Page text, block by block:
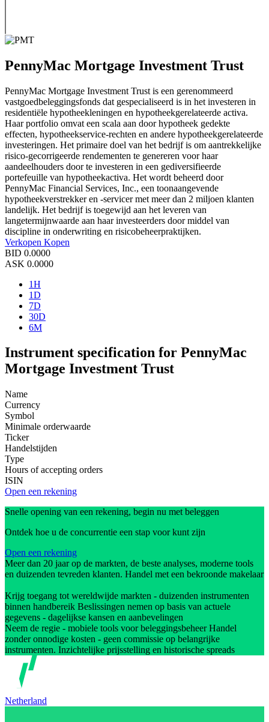
PennyMac Mortgage Investment Trust
PennyMac Mortgage Investment Trust is een gerenommeerd
vastgoedbeleggingsfonds dat gespecialiseerd is in het investeren in
residentiële hypotheekleningen en hypotheekgerelateerde activa.
Haar portfolio omvat een scala aan door hypotheek gedekte
effecten, hypotheekservice-rechten en andere hypotheekgerelateerde
investeringen. Het primaire doel van het bedrijf is om aantrekkelijke
risico-gecorrigeerde rendementen te genereren voor haar
aandeelhouders door te investeren in een gediversifieerde
portefeuille van hypotheekactiva. Het wordt beheerd door
PennyMac Financial Services, Inc., een toonaangevende
hypotheekverstrekker en -servicer met meer dan 2 miljoen klanten
landelijk. Het bedrijf is toegewijd aan het leveren van
langetermijnwaarde aan haar investeerders door middel van
discipline in onderwriting en risicobeheerpraktijken.
Verkopen Kopen
BID 0.0000
ASK 0.0000
1H
1D
7D
30D
6M
Instrument specification for PennyMac
Mortgage Investment Trust
Name
Currency
Symbol
Minimale orderwaarde
Ticker
Handelstijden
Type
Hours of accepting orders
ISIN
Open een rekening
Snelle opening van een rekening, begin nu met beleggen
Ontdek hoe u de concurrentie een stap voor kunt zijn
Open een rekening
Meer dan 20 jaar op de markten, de beste analyses, moderne tools
en duizenden tevreden klanten. Handel met een bekroonde makelaar
Krijg toegang tot wereldwijde markten - duizenden instrumenten
binnen handbereik Beslissingen nemen op basis van actuele
gegevens - dagelijkse kansen en aanbevelingen
Neem de regie - mobiele tools voor beleggingsbeheer Handel
zonder onnodige kosten - geen commissie op belangrijke
instrumenten. Inzichtelijke prijsstelling en historische spreads
Netherland